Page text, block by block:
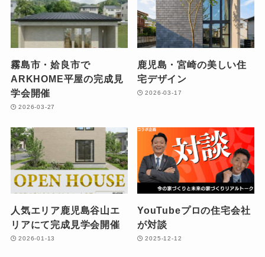
霧島市・姶良市で
ARKHOME平屋の完成見
学会開催
2026-03-27
鹿児島・宮崎の美しい住
宅デザイン
2026-03-17
人気エリア鹿児島谷山エ
リアにて完成見学会開催
2026-01-13
YouTubeプロの住宅会社
が対談
2025-12-12